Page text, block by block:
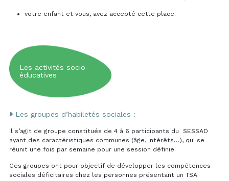
votre enfant et vous, avez accepté cette place.
Les activités socio-
éducatives
Les groupes d’habiletés sociales :
Il s’agit de groupe constitués de 4 à 6 participants du SESSAD
ayant des caractéristiques communes (âge, intérêts…), qui se
réunit une fois par semaine pour une session définie.
Ces groupes ont pour objectif de développer les compétences
sociales déficitaires chez les personnes présentant un TSA